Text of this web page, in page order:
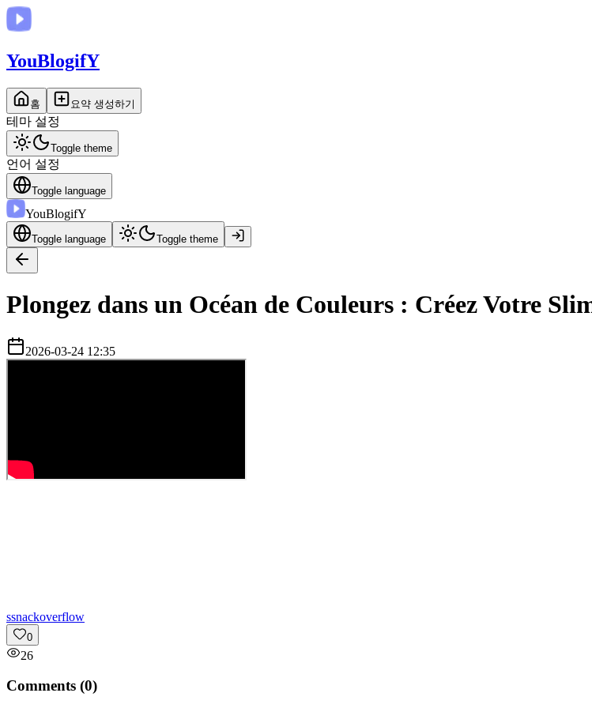
YouBlogifY
홈 요약 생성하기
테마 설정
Toggle theme
언어 설정
Toggle language
YouBlogifY
Toggle language Toggle theme
Plongez dans un Océan de Couleurs : Créez Votre
2026-03-24 12:35
ssnackoverflow
0
26
Comments (0)